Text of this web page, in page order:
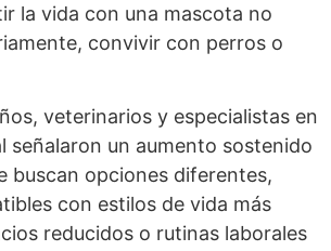
la vida con una mascota no
convivir con perros o
veterinarios y especialistas en
señalaron un aumento sostenido
buscan opciones diferentes,
con estilos de vida más
reducidos o rutinas laborales